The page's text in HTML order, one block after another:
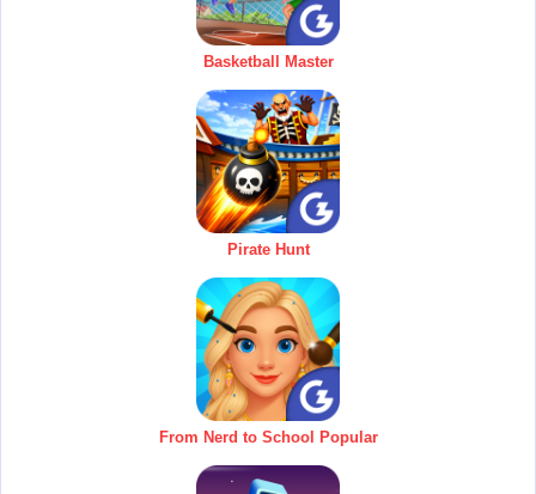
Basketball Master
Pirate Hunt
From Nerd to School Popular